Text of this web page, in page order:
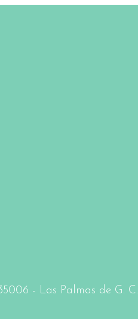
- Las Palmas de G. C.